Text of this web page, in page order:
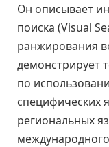
Он описывает
поиска (Visual
ранжирования
демонстрирует
по
специфических
региональных